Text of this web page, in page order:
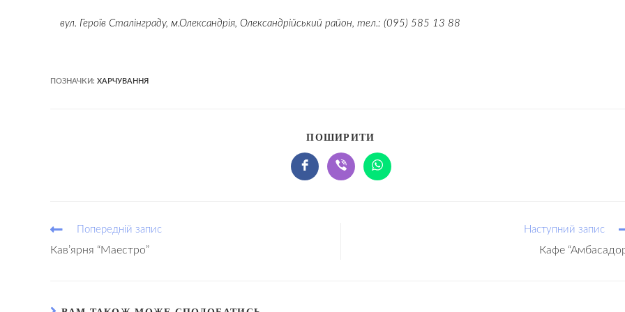
вул. Героїв Сталінграду, м.Олександрія, Олександрійський район, тел.: (095) 585 13 88
ПОЗНАЧКИ: ХАРЧУВАННЯ
ПОШИРИТИ
Попередній запис
Кав’ярня “Маестро”
Наступний запис
Кафе